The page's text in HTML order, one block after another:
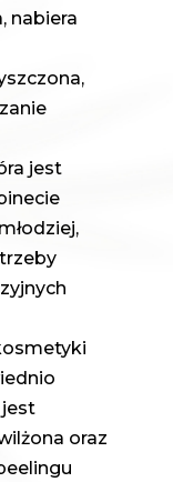
nabiera
jest
oraz